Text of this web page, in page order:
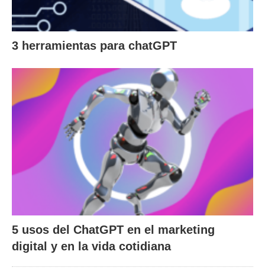
3 herramientas para chatGPT
5 usos del ChatGPT en el marketing
digital y en la vida cotidiana